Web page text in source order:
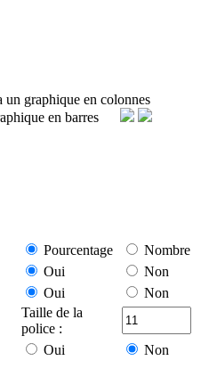
Pourcentage
Nombre
Oui
Non
Oui
Non
Taille de la
police :
Oui Non